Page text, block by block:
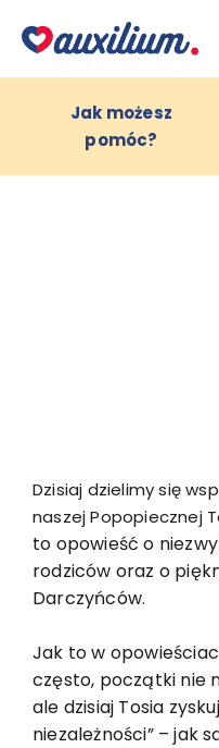
treści
Jak możesz
pomóc?
Dzisiaj dzielimy się
naszej Popopiecznej
to opowieść o
rodziców oraz o
Darczyńców.
Jak to w
często, początki nie
ale dzisiaj Tosia
niezależności” – jak